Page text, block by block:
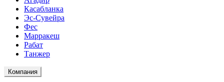
Касабланка
Эс-Сувейра
Фес
Марракеш
Рабат
Танжер
Компания